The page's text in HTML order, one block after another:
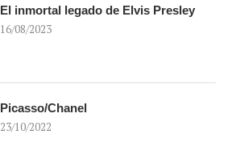
El inmortal legado de Elvis Presley
16/08/2023
Picasso/Chanel
23/10/2022